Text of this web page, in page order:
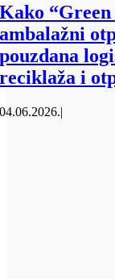
Kako
ambalažni
pouzdana
reciklaža i
04.06.2026.|